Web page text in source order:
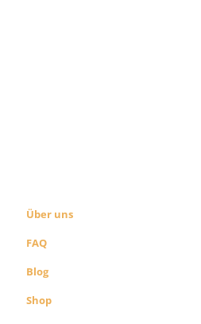
Über uns
FAQ
Blog
Shop